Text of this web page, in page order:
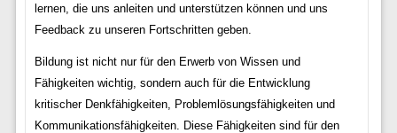
lernen, die uns anleiten und unterstützen können und uns
Feedback zu unseren Fortschritten geben.
Bildung ist nicht nur für den Erwerb von Wissen und
Fähigkeiten wichtig, sondern auch für die Entwicklung
kritischer Denkfähigkeiten, Problemlösungsfähigkeiten und
Kommunikationsfähigkeiten. Diese Fähigkeiten sind für den